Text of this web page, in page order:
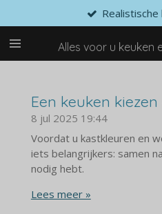
direct
naar
de
Alles voor u keuken
Realistische
Een keuken
8 jul 2025 19:44
Voordat u kastkleuren en
iets belangrijkers: samen
nodig hebt.
Lees meer »